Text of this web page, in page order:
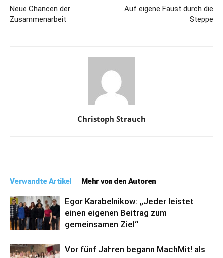
Neue Chancen der
Zusammenarbeit
Auf eigene Faust durch die
Steppe
Christoph Strauch
Verwandte Artikel Mehr von den Autoren
Egor Karabelnikow: „Jeder leistet
einen eigenen Beitrag zum
gemeinsamen Ziel“
Vor fünf Jahren begann MachMit! als